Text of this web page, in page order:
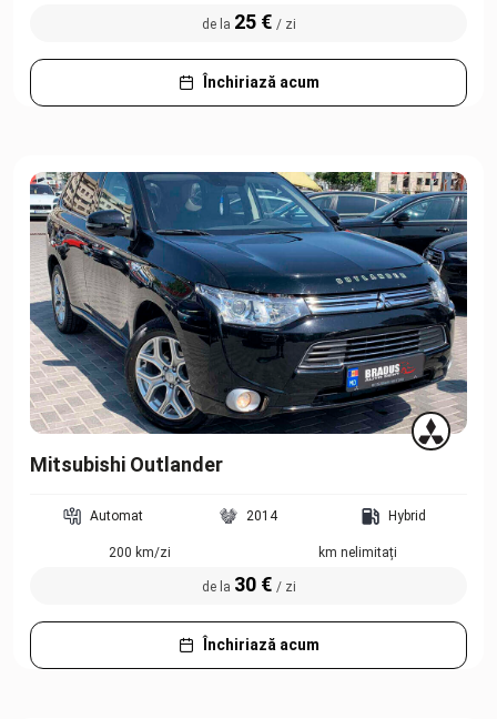
de la 25 € / zi
Închiriază acum
Mitsubishi Outlander
Automat 2014 Hybrid
200 km/zi km nelimitați
de la 30 € / zi
Închiriază acum